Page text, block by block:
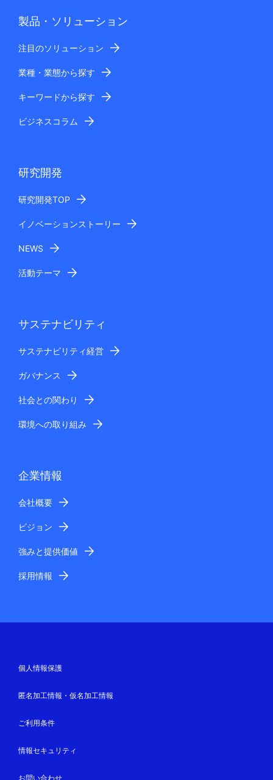
製品・ソリューション
注目のソリューション
業種・業態から探す
キーワードから探す
ビジネスコラム
研究開発
研究開発TOP
イノベーションストーリー
NEWS
活動テーマ
サステナビリティ
サステナビリティ経営
ガバナンス
社会との関わり
環境への取り組み
企業情報
会社概要
ビジョン
強みと提供価値
採用情報
個人情報保護
匿名加工情報・仮名加工情報
ご利用条件
情報セキュリティ
お問い合わせ